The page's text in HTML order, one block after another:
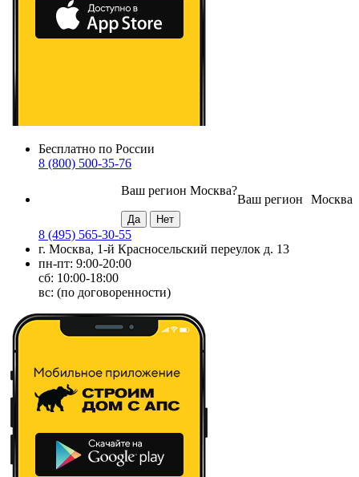
Бесплатно по России
8 (800) 500-35-76
Москва
Ваш регион
Ваш регион Москва?
8 (495) 565-30-55
г. Москва, 1-й Красносельский переулок д. 13
пн-пт: 9:00-20:00
сб: 10:00-18:00
вс: (по договоренности)